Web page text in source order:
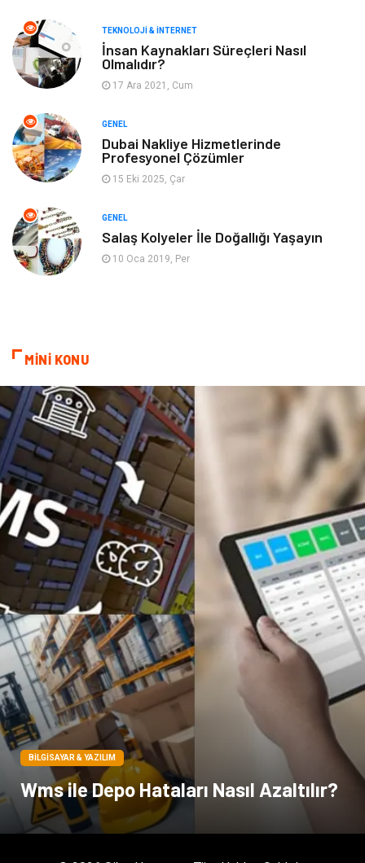
Gayrimenkul Spor
Finans& Ekonomi Anne & Çocuk
Genel Kültür
Ev İşleri
Mobilya
Astroloji
Çadır Yazı Tahtaları
Pet Malzemeleri
TEKNOLOJI & İNTERNET
İnsan Kaynakları Süreçleri Nasıl
Olmalıdır?
17 Ara 2021, Cum
GENEL
Dubai Nakliye Hizmetlerinde
Profesyonel Çözümler
15 Eki 2025, Çar
GENEL
Salaş Kolyeler İle Doğallığı Yaşayın
10 Oca 2019, Per
MİNİ KONU
BILGISAYAR & YAZILIM
Wms ile Depo Hataları Nasıl Azaltılır?